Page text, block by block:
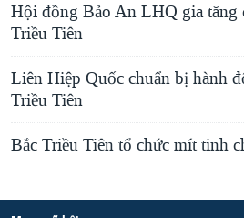
Hội đồng Bảo An LHQ gia tăng
Triều Tiên
Liên Hiệp Quốc chuẩn bị hành
Triều Tiên
Bắc Triều Tiên tổ chức mít tinh